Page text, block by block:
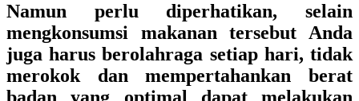
Namun perlu diperhatikan, selain
mengkonsumsi makanan tersebut Anda
juga harus berolahraga setiap hari, tidak
merokok dan mempertahankan berat